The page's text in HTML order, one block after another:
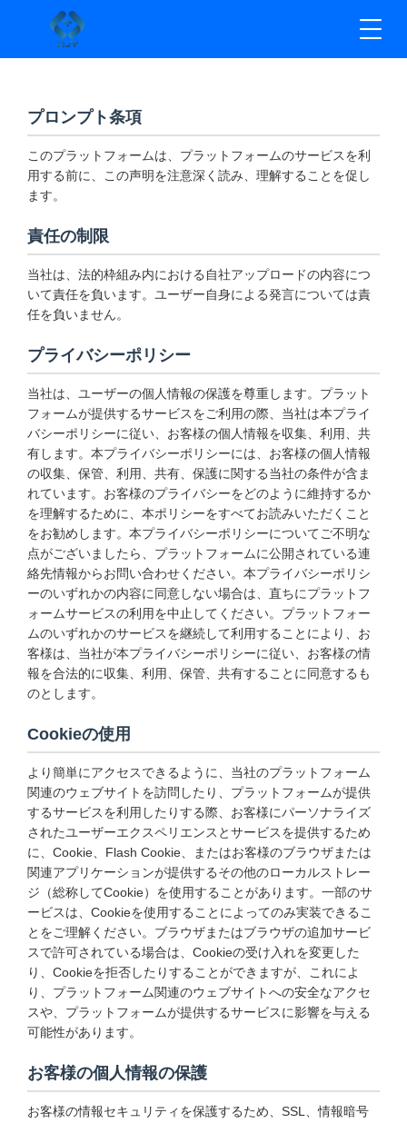
プロンプト条項
このプラットフォームは、プラットフォームのサービスを利
用する前に、この声明を注意深く読み、理解することを促し
ます。
責任の制限
当社は、法的枠組み内における自社アップロードの内容につ
いて責任を負います。ユーザー自身による発言については責
任を負いません。
プライバシーポリシー
当社は、ユーザーの個人情報の保護を尊重します。プラット
フォームが提供するサービスをご利用の際、当社は本プライ
バシーポリシーに従い、お客様の個人情報を収集、利用、共
有します。本プライバシーポリシーには、お客様の個人情報
の収集、保管、利用、共有、保護に関する当社の条件が含ま
れています。お客様のプライバシーをどのように維持するか
を理解するために、本ポリシーをすべてお読みいただくこと
をお勧めします。本プライバシーポリシーについてご不明な
点がございましたら、プラットフォームに公開されている連
絡先情報からお問い合わせください。本プライバシーポリシ
ーのいずれかの内容に同意しない場合は、直ちにプラットフ
ォームサービスの利用を中止してください。プラットフォー
ムのいずれかのサービスを継続して利用することにより、お
客様は、当社が本プライバシーポリシーに従い、お客様の情
報を合法的に収集、利用、保管、共有することに同意するも
のとします。
Cookieの使用
より簡単にアクセスできるように、当社のプラットフォーム
関連のウェブサイトを訪問したり、プラットフォームが提供
するサービスを利用したりする際、お客様にパーソナライズ
されたユーザーエクスペリエンスとサービスを提供するため
に、Cookie、Flash Cookie、またはお客様のブラウザまたは
関連アプリケーションが提供するその他のローカルストレー
ジ（総称してCookie）を使用することがあります。一部のサ
ービスは、Cookieを使用することによってのみ実装できるこ
とをご理解ください。ブラウザまたはブラウザの追加サービ
スで許可されている場合は、Cookieの受け入れを変更した
り、Cookieを拒否したりすることができますが、これによ
り、プラットフォーム関連のウェブサイトへの安全なアクセ
スや、プラットフォームが提供するサービスに影響を与える
可能性があります。
お客様の個人情報の保護
お客様の情報セキュリティを保護するため、SSL、情報暗号